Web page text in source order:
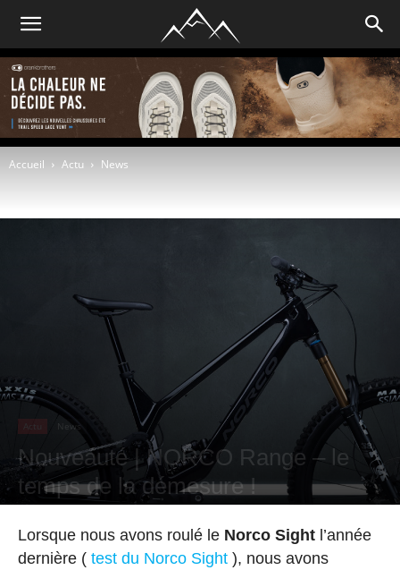
Accueil Actu News
News
Nouveauté | NORCO Range – le
temps de la démesure !
Lorsque nous avons roulé le Norco Sight l’année
dernière ( test du Norco Sight ), nous avons